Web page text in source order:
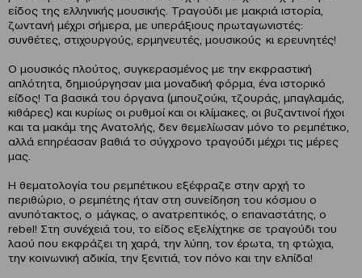
είδος της ελληνικής μουσικής. Τραγούδι με μακριά ιστορία,
ζωντανή μέχρι σήμερα, με υπεράξιους πρωταγωνιστές:
συνθέτες, στιχουργούς, ερμηνευτές, μουσικούς κι ερευνητές!
Ο μουσικός πλούτος, συγκερασμένος με την εκφραστική
απλότητα, δημιούργησαν μια μοναδική φόρμα, ένα ιστορικό
είδος! Τα βασικά του όργανα (μπουζούκι, τζουράς, μπαγλαμάς,
κιθάρες) και κυρίως οι ρυθμοί και οι κλίμακες, οι βυζαντινοί ήχοι
και τα μακάμ της Ανατολής, δεν θεμελίωσαν μόνο το ρεμπέτικο,
αλλά επηρέασαν βαθιά το σύγχρονο τραγούδι μέχρι τις μέρες
μας.
Η θεματολογία του ρεμπέτικου εξέφραζε στην αρχή το
περιθώριο, ο ρεμπέτης ήταν στη συνείδηση του κόσμου ο
ανυπότακτος, ο μάγκας, ο ανατρεπτικός, ο επαναστάτης, ο
rebel! Στη συνέχειά του, το είδος εξελίχτηκε σε τραγούδι του
λαού που εκφράζει τη χαρά, την λύπη, τον έρωτα, τη φτώχια,
την κοινωνική αδικία, την ξενιτιά, τον πόνο και την ελπίδα!